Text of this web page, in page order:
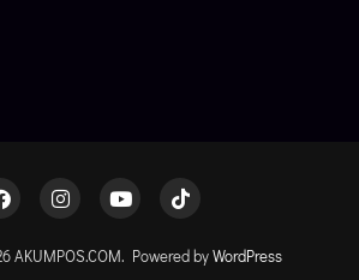
AKUMPOS.COM. Powered byWordPress